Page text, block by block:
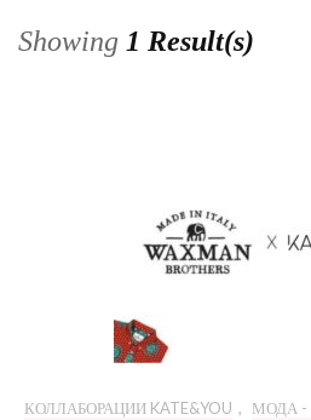
Showing 1 Result(s)
КОЛЛАБОРАЦИИ KATE&YOU , МОДА